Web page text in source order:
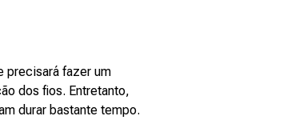
precisará fazer um
dos fios. Entretanto,
durar bastante tempo.